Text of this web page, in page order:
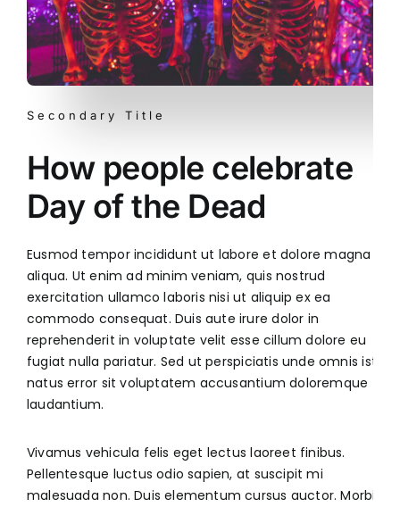
Secondary Title
How people celebrate
Day of the Dead
Eusmod tempor incididunt ut labore et dolore magna
aliqua. Ut enim ad minim veniam, quis nostrud
exercitation ullamco laboris nisi ut aliquip ex ea
commodo consequat. Duis aute irure dolor in
reprehenderit in voluptate velit esse cillum dolore eu
fugiat nulla pariatur. Sed ut perspiciatis unde omnis iste
natus error sit voluptatem accusantium doloremque
laudantium.
Vivamus vehicula felis eget lectus laoreet finibus.
Pellentesque luctus odio sapien, at suscipit mi
malesuada non. Duis elementum cursus auctor. Morbi